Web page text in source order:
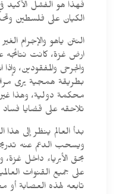
فهذا هو الفشل الأكيد
الكيان على فلسطين
النتن ياهو والإجرام
ارض غزة، كانت نتائجه
والجرحى والمفقودين،
بطريقة همجية يرى
محكمة دولية، وهذا غير
تلاحقه على قضايا
بدأ العالم ينظر إلى هذا
ويسحب الدعم عنه
بحق الأبرياء داخل
على جميع القنوات
تابعه لهذه العصابة أو